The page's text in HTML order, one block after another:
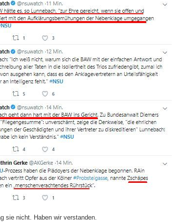
sie nicht. Haben wir verstanden.